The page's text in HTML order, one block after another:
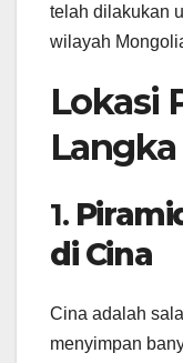
telah dilakukan
wilayah
Lokasi
1.
di Cina
Cina adalah
menyimpan